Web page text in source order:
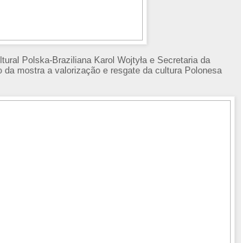
Polska-Braziliana Karol Wojtyła e Secretaria da
mostra a valorização e resgate da cultura Polonesa